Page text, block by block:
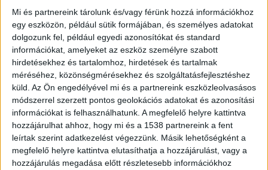
Mi és partnereink tárolunk és/vagy férünk hozzá információkhoz
egy eszközön, például sütik formájában, és személyes adatokat
dolgozunk fel, például egyedi azonosítókat és standard
információkat, amelyeket az eszköz személyre szabott
hirdetésekhez és tartalomhoz, hirdetések és tartalmak
méréséhez, közönségmérésekhez és szolgáltatásfejlesztéshez
küld. Az Ön engedélyével mi és a partnereink eszközleolvasásos
módszerrel szerzett pontos geolokációs adatokat és azonosítási
információkat is felhasználhatunk. A megfelelő helyre kattintva
hozzájárulhat ahhoz, hogy mi és a 1538 partnereink a fent
leírtak szerint adatkezelést végezzünk. Másik lehetőségként a
megfelelő helyre kattintva elutasíthatja a hozzájárulást, vagy a
hozzájárulás megadása előtt részletesebb információkhoz
időben és teljes mértékben az irányelvet az országos
jogrendszerbe. A Bizottság most Ciprusnak,
Olaszországnak, Szlovákiának, Spanyolországnak és
Svédországnak azért küldött indokolással ellátott
véleményt, mert nem jelentették be az intézkedéseket,
Bulgáriának, Franciaországnak és Hollandiának pedig
azért, mert nem nyújtottak kellően világos és pontos
tájékoztatást arról, hogy az átültetési erőfeszítéseik
hogyan tükrözik az irányelv egyes rendelkezéseit.
A Bizottság külön eljárás részeként indokolással ellátott
véleményt küldött Magyarországnak és